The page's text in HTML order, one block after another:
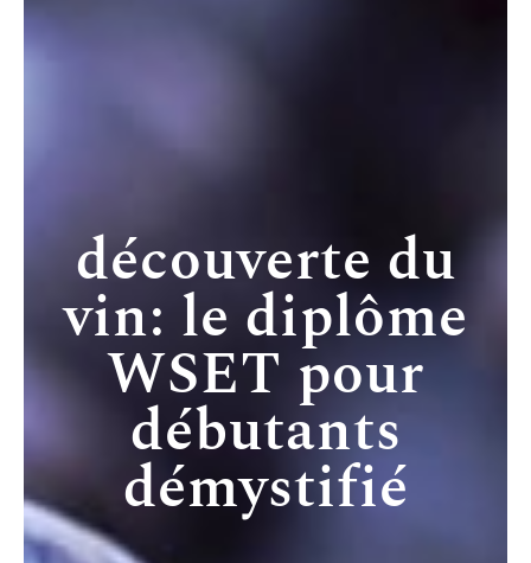
découverte du
vin: le diplôme
WSET pour
débutants
démystifié